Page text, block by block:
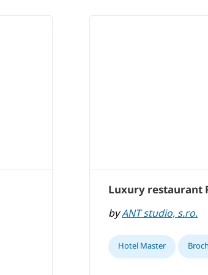
Luxury restaurant
byANT studio, s.ro.
Hotel Master